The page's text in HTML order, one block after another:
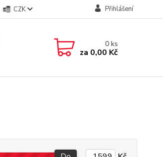
CZK Přihlášení
0ks
za 0,00 Kč